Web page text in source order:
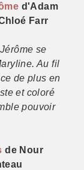
d'Adam
Farr
se
Au fil
de plus en
et coloré
pouvoir
de Nour